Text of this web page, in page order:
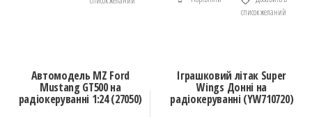
список желаний
Автомодель MZ Ford
Mustang GT500 на
радіокеруванні 1:24 (27050)
Іграшковий літак Super
Wings Донні на
радіокеруванні (YW710720)